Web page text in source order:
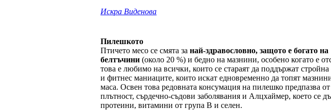
Искра Виденова
Пилешкото
Птичето месо се смята за най-здравословно, защото е богато на
белтъчини (около 20 %) и бедно на мазнини, особено когато е
това е любимо на всички, които се стараят да поддържат
и фитнес маниаците, които искат едновременно да топят
маса. Освен това редовната консумация на пилешко предпазва от
плътност, сърдечно-съдови заболявания и Алцхаймер, което се
протеини, витамини от група В и селен.